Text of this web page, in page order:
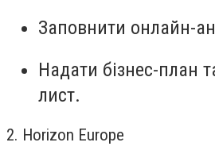
Заповнити онлайн-
Надати бізнес-план
лист.
2. Horizon Europe